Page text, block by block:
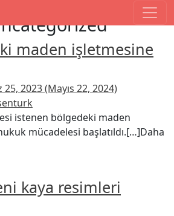
maden işletmesine
25, 2023(Mayıs 22, 2024)
istenen bölgedeki maden
mücadelesi başlatıldı.[…]Daha
kaya resimleri